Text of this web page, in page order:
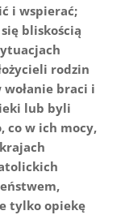
i wspierać;
bliskością
rodzin
wołanie braci i
lub byli
co w ich mocy,
tylko opiekę